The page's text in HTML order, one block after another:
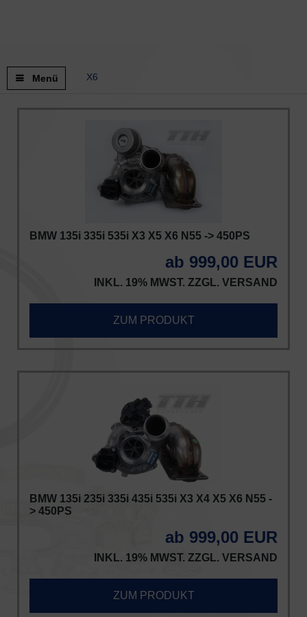
Menü X6
BMW 135i 335i 535i X3 X5 X6 N55 -> 450PS
ab 999,00 EUR
INKL. 19% MWST. ZZGL. VERSAND
ZUM PRODUKT
BMW 135i 235i 335i 435i 535i X3 X4 X5 X6 N55 -
> 450PS
ab 999,00 EUR
INKL. 19% MWST. ZZGL. VERSAND
ZUM PRODUKT